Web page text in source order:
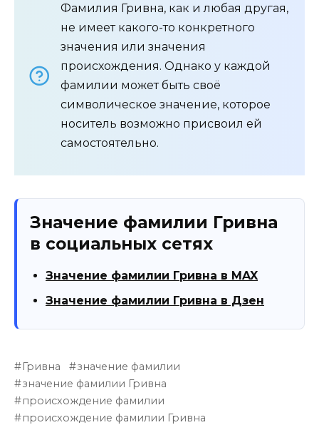
Фамилия Гривна, как и любая другая,
не имеет какого-то конкретного
значения или значения
происхождения. Однако у каждой
фамилии может быть своё
символическое значение, которое
носитель возможно присвоил ей
самостоятельно.
Значение фамилии Гривна
в социальных сетях
Значение фамилии Гривна в MAX
Значение фамилии Гривна в Дзен
Гривна
значение фамилии
значение фамилии Гривна
происхождение фамилии
происхождение фамилии Гривна